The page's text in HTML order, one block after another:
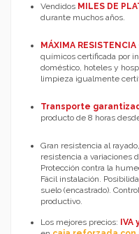
Vendidos MILES DE
durante muchos años.
MÁXIMA RESISTENCIA
químicos certificada por
doméstico, hoteles y
limpieza igualmente
Transporte
producto de 8 horas
Gran resistencia al
resistencia a variaciones
Protección contra la
Fácil instalación.
suelo (encastrado).
productivo.
Los mejores precios: